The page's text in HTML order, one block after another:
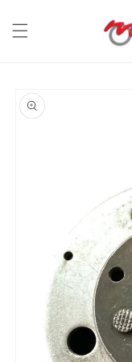
ai contenuti
informazioni
sul prodotto